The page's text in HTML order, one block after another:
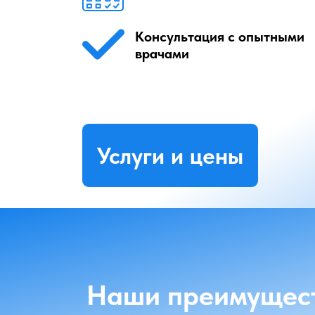
Услуги и цены
Консультация с опытными
врачами
Наши